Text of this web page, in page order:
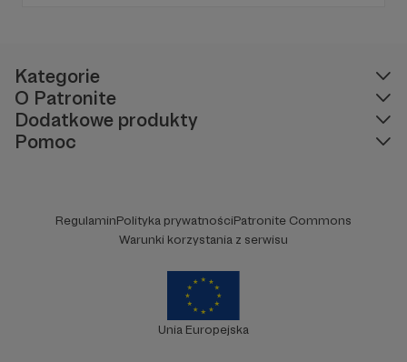
Kategorie
O Patronite
Dodatkowe produkty
Pomoc
RegulaminPolityka prywatnościPatronite Commons
Warunki korzystania z serwisu
Unia Europejska